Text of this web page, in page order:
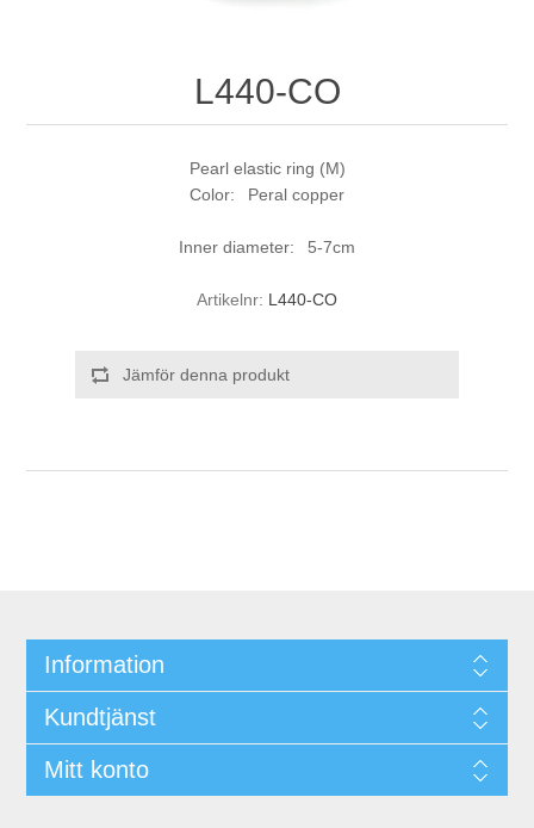
L440-CO
Pearl elastic ring (M)
Color: Peral copper
Inner diameter: 5-7cm
Artikelnr: L440-CO
Jämför denna produkt
Information
Kundtjänst
Mitt konto